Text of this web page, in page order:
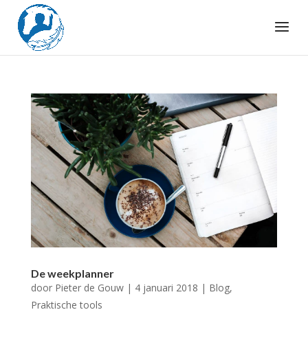
De weekplanner
door Pieter de Gouw| 4 januari 2018 | Blog,
Praktische tools